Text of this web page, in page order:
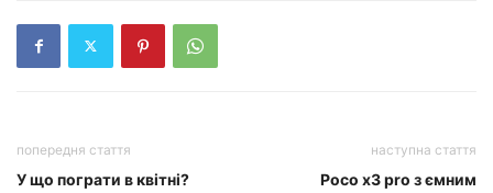
попередня стаття
У що пограти в квітні?
наступна стаття
Poco x3 pro з ємним